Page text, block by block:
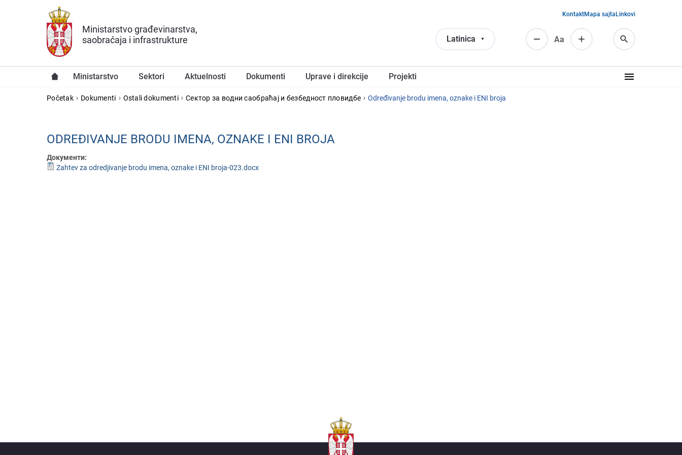
Preskoči na glavni deo sadržaja
Ministarstvo građevinarstva,
saobraćaja i infrastrukture
Latinica Аа
KontaktMapa sajta Linkovi
Ministarstvo Sektori Aktuelnosti Dokumеnti Upravе i direkcije Projеkti
YOU ARE HERE
Početak Dokumenti Ostali dokumenti Сектор за водни саобраћај и безбедност пловидбе Odrеđivanjе brodu imеna, oznakе i ENI broja
ODRЕĐIVANJЕ BRODU IMЕNA, OZNAKЕ I ENI BROJA
Документи:
Zahtev za odredjivanje brodu imena, oznake i ENI broja-023.docx